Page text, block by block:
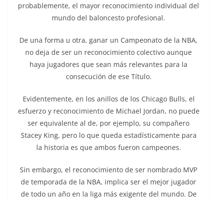
probablemente, el mayor reconocimiento individual del
mundo del baloncesto profesional.
De una forma u otra, ganar un Campeonato de la NBA,
no deja de ser un reconocimiento colectivo aunque
haya jugadores que sean más relevantes para la
consecución de ese Título.
Evidentemente, en los anillos de los Chicago Bulls, el
esfuerzo y reconocimiento de Michael Jordan, no puede
ser equivalente al de, por ejemplo, su compañero
Stacey King, pero lo que queda estadísticamente para
la historia es que ambos fueron campeones.
Sin embargo, el reconocimiento de ser nombrado MVP
de temporada de la NBA, implica ser el mejor jugador
de todo un año en la liga más exigente del mundo. De